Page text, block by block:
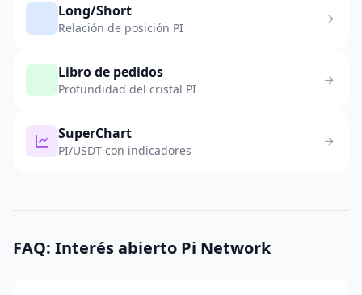
Long/Short
Relación de posición PI
Libro de pedidos
Profundidad del cristal PI
SuperChart
PI/USDT con indicadores
FAQ: Interés abierto Pi Network